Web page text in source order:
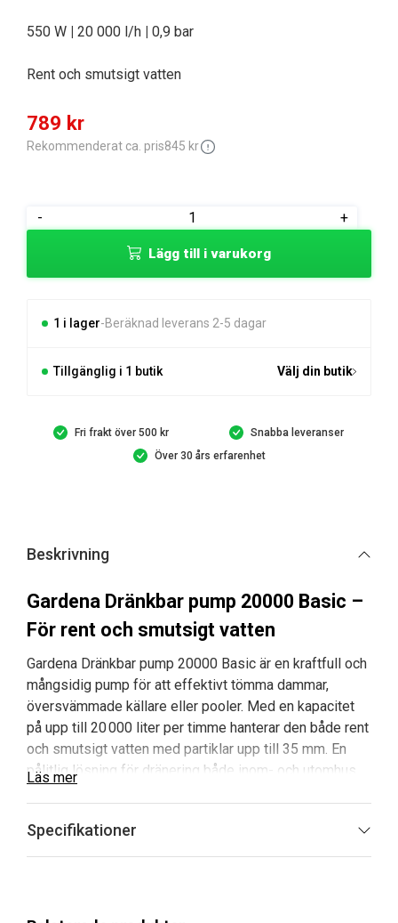
550 W 20 000 l/h 0,9 bar
Rent och smutsigt vatten
Det
ursprungliga
845 kr.
789 kr
Det
nuvarande
789 kr.
Rekommenderat ca. pris845 kr
-
Gardena
20000
R/S
+
Lägg till i varukorg
1 i lager Beräknad leverans 2-5 dagar
Tillgänglig i 1 butik Välj din butik
Fri frakt över 500 kr
Snabba leveranser
Över 30 års erfarenhet
Beskrivning
Gardena Dränkbar pump 20000 Basic –
För rent och smutsigt vatten
Gardena Dränkbar pump 20000 Basic är en kraftfull och
mångsidig pump för att effektivt tömma dammar,
översvämmade källare eller pooler. Med en kapacitet
på upp till 20 000 liter per timme hanterar den både rent
och smutsigt vatten med partiklar upp till 35 mm. En
pålitlig lösning för dränering både inom- och utomhus.
Gardena Dränkbar pump 20000 Basic
För smutsigt och rent vatten:
Läs mer
Specifikationer